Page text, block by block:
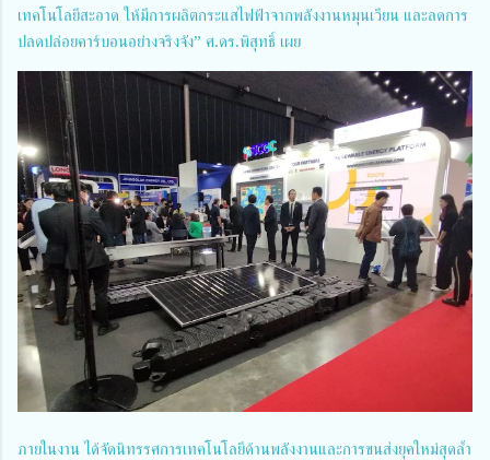
เทคโนโลยีสะอาด ให้มีการผลิตกระแสไฟฟ้าจากพลังงานหมุนเวียน และลดการ
ปลดปล่อยคาร์บอนอย่างจริงจัง” ศ.ดร.พิสุทธิ์ เผย
ภายในงาน ได้จัดนิทรรศการเทคโนโลยีด้านพลังงานและการขนส่งยุคใหม่สุดล้ำ